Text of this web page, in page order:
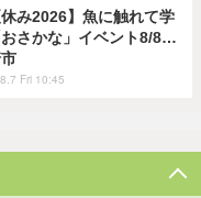
休み2026】魚に触れて学
さかな」イベント8/8…
Fri 10:45